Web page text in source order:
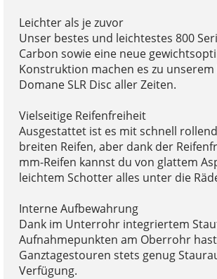
Leichter als je zuvor
Unser bestes und leichtestes 800
Carbon sowie eine neue
Konstruktion machen es zu
Domane SLR Disc aller Zeiten.
Vielseitige Reifenfreiheit
Ausgestattet ist es mit schnell
breiten Reifen, aber dank der
mm-Reifen kannst du von glattem
leichtem Schotter alles unter die
Interne Aufbewahrung
Dank im Unterrohr integriertem
Aufnahmepunkten am Oberrohr
Ganztagestouren stets genug
Verfügung.